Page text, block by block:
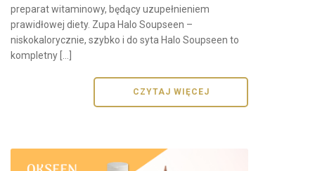
preparat witaminowy, będący uzupełnieniem
prawidłowej diety. Zupa Halo Soupseen –
niskokalorycznie, szybko i do syta Halo Soupseen to
kompletny […]
CZYTAJ WIĘCEJ